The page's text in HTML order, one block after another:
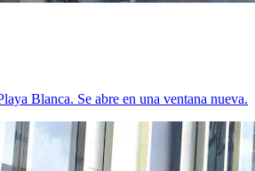
Blanca. Se abre en una ventana nueva.